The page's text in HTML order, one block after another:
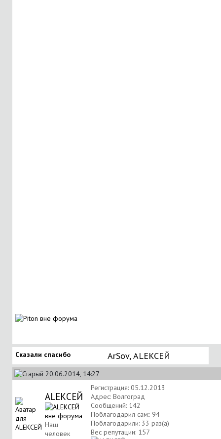
Сказали спасибо ArSov,АLЕКСЕЙ
20.06.2014, 14:27
АLЕКСЕЙ
Наш
человек
Регистрация: 05.12.2013
Адрес: Волгоград
Сообщений: 142
Поблагодарил сам:: 94
Поблагодарили: 33 раз(а)
Вес репутации: 157